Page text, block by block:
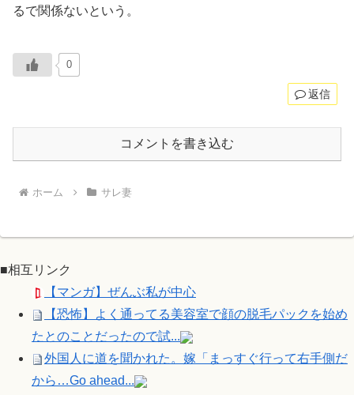
るで関係ないという。
0
返信
コメントを書き込む
ホーム サレ妻
■相互リンク
【マンガ】ぜんぶ私が中心
【恐怖】よく通ってる美容室で顔の脱毛パックを始め
たとのことだったので試...
外国人に道を聞かれた。嫁「まっすぐ行って右手側だ
から…Go ahead...